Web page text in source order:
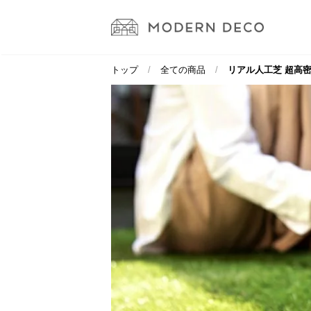
トップ 全ての商品 リアル人工芝 超高